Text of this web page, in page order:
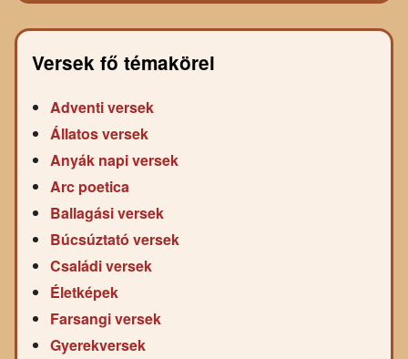
Versek fő témakörei
Adventi versek
Állatos versek
Anyák napi versek
Arc poetica
Ballagási versek
Búcsúztató versek
Családi versek
Életképek
Farsangi versek
Gyerekversek